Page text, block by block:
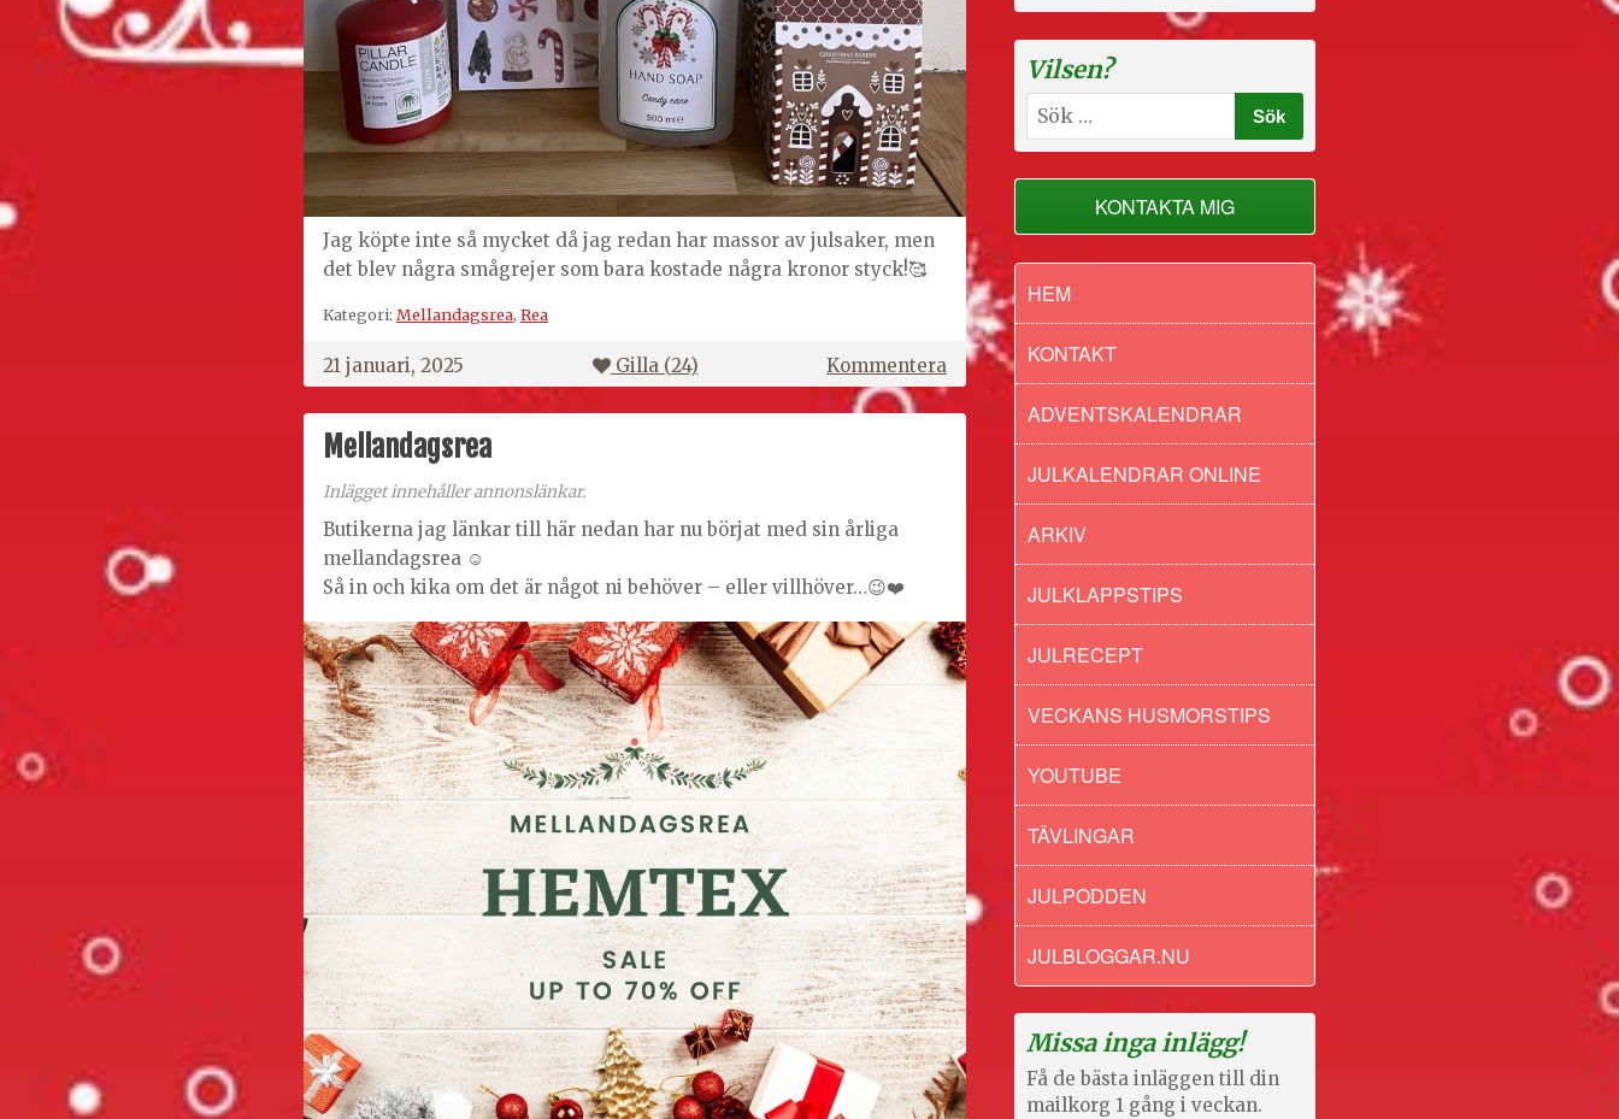
Jag köpte inte så mycket då jag redan har massor av julsaker, men
det blev några smågrejer som bara kostade några kronor styck!🥰
Kategori: Mellandagsrea, Rea
21 januari, 2025 Gilla (24) Kommentera på
Julsaker
för
Mellandagsrea
Inlägget innehåller annonslänkar.
Butikerna jag länkar till här nedan har nu börjat med sin årliga
mellandagsrea ☺️
Så in och kika om det är något ni behöver – eller villhöver…😉❤️
Vilsen?
Sök
efter:
KONTAKTA MIG
HEM
KONTAKT
ADVENTSKALENDRAR
JULKALENDRAR ONLINE
ARKIV
JULKLAPPSTIPS
JULRECEPT
VECKANS HUSMORSTIPS
YOUTUBE
TÄVLINGAR
JULPODDEN
JULBLOGGAR.NU
Missa inga inlägg!
Få de bästa inläggen till din
mailkorg 1 gång i veckan.